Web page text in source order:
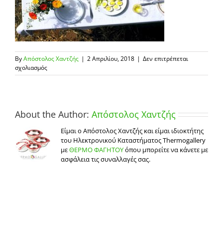
ByΑπόστολος Χαντζής | 2 Απριλίου, 2018 | Δεν επιτρέπεται
σχολιασμόςστο
PASXA-
About the Author: Απόστολος Χαντζής
Είμαι ο Απόστολος Χαντζής και είμαι ιδιοκτήτης
του Ηλεκτρονικού Καταστήματος Thermogallery
μεΘΕΡΜΟ ΦΑΓΗΤΟΥόπου μπορείτε να κάνετε με
ασφάλεια τις συναλλαγές σας.